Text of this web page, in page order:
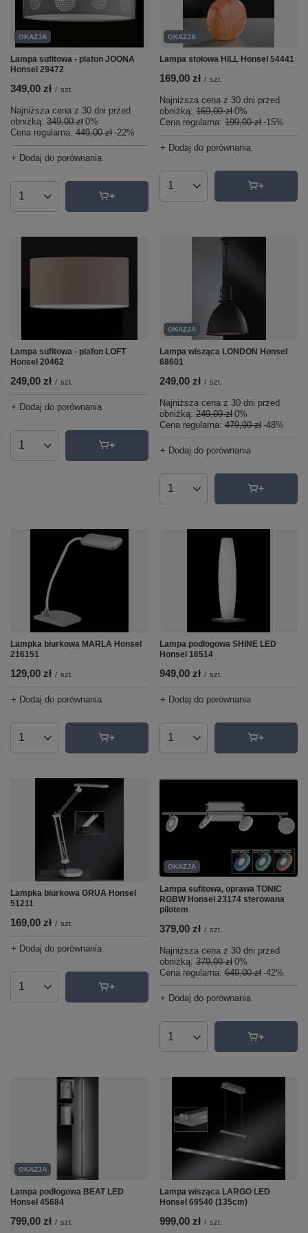
OKAZJA
Lampa sufitowa - plafon JOONA
Honsel 29472
349,00 zł / szt.
Najniższa cena z 30 dni przed
obniżką: 349,00 zł 0%
Cena regularna: 449,00 zł -22%
+ Dodaj do porównania
Ilość produktów
OKAZJA
Lampa stołowa HILL Honsel 54441
169,00 zł / szt.
Najniższa cena z 30 dni przed
obniżką: 169,00 zł 0%
Cena regularna: 199,00 zł -15%
+ Dodaj do porównania
Ilość produktów
Lampa sufitowa - plafon LOFT
Honsel 20462
249,00 zł / szt.
+ Dodaj do porównania
Ilość produktów
OKAZJA
Lampa wisząca LONDON Honsel
68601
249,00 zł / szt.
Najniższa cena z 30 dni przed
obniżką: 249,00 zł 0%
Cena regularna: 479,00 zł -48%
+ Dodaj do porównania
Ilość produktów
Lampka biurkowa MARLA Honsel
216151
129,00 zł / szt.
+ Dodaj do porównania
Ilość produktów
Lampa podłogowa SHINE LED
Honsel 16514
949,00 zł / szt.
+ Dodaj do porównania
Ilość produktów
Lampka biurkowa GRUA Honsel
51211
169,00 zł / szt.
+ Dodaj do porównania
Ilość produktów
OKAZJA
Lampa sufitowa, oprawa TONIC
RGBW Honsel 23174 sterowana
pilotem
379,00 zł / szt.
Najniższa cena z 30 dni przed
obniżką: 379,00 zł 0%
Cena regularna: 649,00 zł -42%
+ Dodaj do porównania
Ilość produktów
OKAZJA
Lampa podłogowa BEAT LED
Honsel 45684
799,00 zł / szt.
Lampa wisząca LARGO LED
Honsel 69540 (135cm)
999,00 zł / szt.